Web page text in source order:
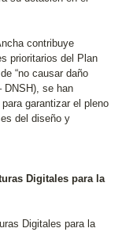
contribuye
prioritarios del Plan
“no causar daño
DNSH), se han
garantizar el pleno
del diseño y
Digitales para la
Digitales para la